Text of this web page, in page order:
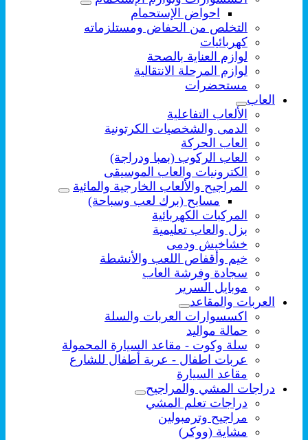
احواض الإستحمام
التخلص من الحفاض ومستلزماته
كهربائيات
لوازم العناية بالصحة
لوازم المرحلة الانتقالية
مستحضرات
العاب
الألعاب التفاعلية
الدمى والشخصيات الكرتونية
العاب الحركة
العاب الركوب (بمبا ودراجة)
الكترونيات والعاب الموسيقى
المراجيح والألعاب الخارجية والمائية
مسابح (برك لعب وسباحة)
المركبات الكهربائية
بزل والعاب تعليمية
خشاخيش ودمى
خيم وأقفاص اللعب والأنشطة
سجادة وفرشة العاب
موبايل السرير
العربات والمقاعد
اكسسوارات العربات والسلة
حمالة مواليد
سلة وكوت - مقاعد السيارة المحمولة
عربات اطفال - عربة أطفال للشارع
مقاعد السيارة
دراجات المشي والمراجيح
دراجات تعلم المشي
مراجيح وترمبولين
مشاية (ووكر)